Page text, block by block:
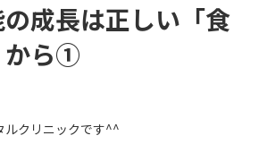
成長は正しい「食
から①
ルクリニックです^^